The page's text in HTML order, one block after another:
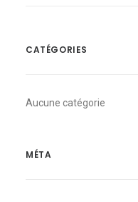
CATÉGORIES
Aucune catégorie
MÉTA